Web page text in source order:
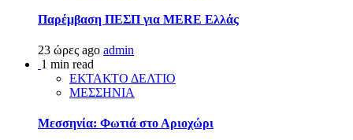
Παρέμβαση ΠΕΣΠ για MERE Ελλάς
23 ώρες ago admin
1 min read
ΕΚΤΑΚΤΟ ΔΕΛΤΙΟ
ΜΕΣΣΗΝΙΑ
Μεσσηνία: Φωτιά στο Αριοχώρι